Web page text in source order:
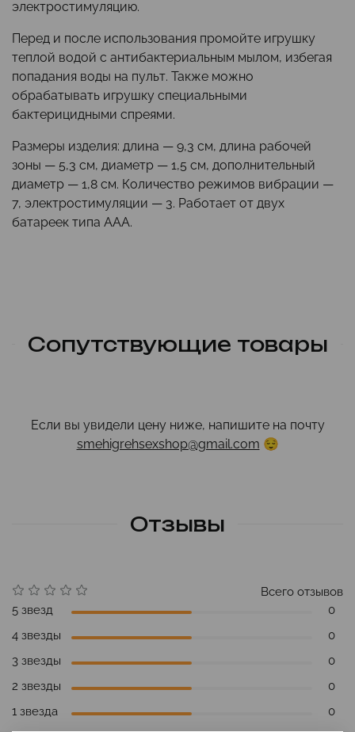
электростимуляцию.
Перед и после использования промойте игрушку
теплой водой с антибактериальным мылом, избегая
попадания воды на пульт. Также можно
обрабатывать игрушку специальными
бактерицидными спреями.
Размеры изделия: длина — 9,3 см, длина рабочей
зоны — 5,3 см, диаметр — 1,5 см, дополнительный
диаметр — 1,8 см. Количество режимов вибрации —
7, электростимуляции — 3. Работает от двух
батареек типа AAA.
Сопутствующие товары
Если вы увидели цену ниже, напишите на почту
smehigrehsexshop@gmail.com 😌
Отзывы
Всего отзывов
5 звезд
0
4 звезды
0
3 звезды
0
2 звезды
0
1 звезда
0